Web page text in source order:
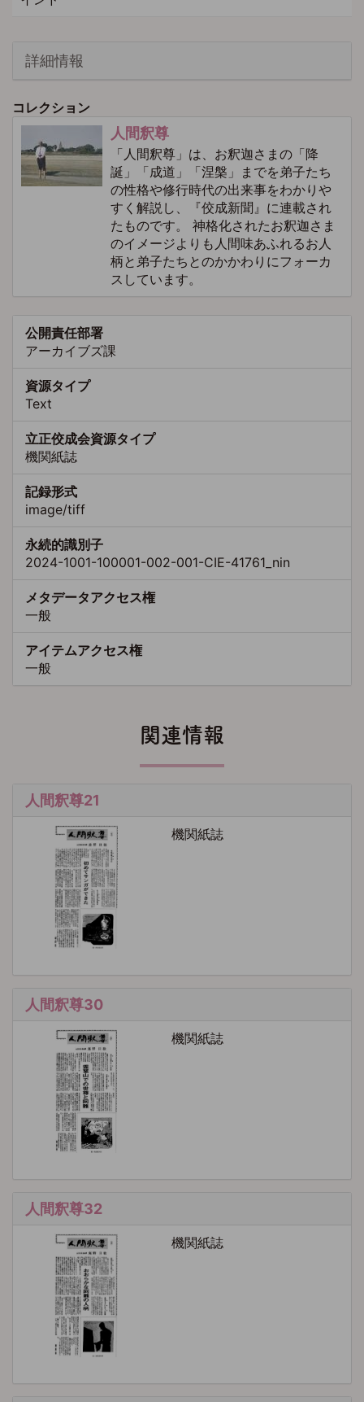
詳細情報
コレクション
人間釈尊
「人間釈尊」は、お釈迦さまの「降
誕」「成道」「涅槃」までを弟子たち
の性格や修行時代の出来事をわかりや
すく解説し、『佼成新聞』に連載され
たものです。 神格化されたお釈迦さま
のイメージよりも人間味あふれるお人
柄と弟子たちとのかかわりにフォーカ
スしています。
公開責任部署
アーカイブズ課
資源タイプ
Text
立正佼成会資源タイプ
機関紙誌
記録形式
image/tiff
永続的識別子
2024-1001-100001-002-001-CIE-41761_nin
メタデータアクセス権
一般
アイテムアクセス権
一般
関連情報
人間釈尊21
機関紙誌
人間釈尊30
機関紙誌
人間釈尊32
機関紙誌